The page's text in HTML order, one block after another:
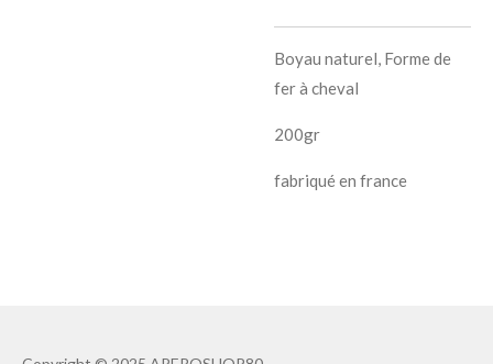
Boyau naturel, Forme de
fer à cheval
200gr
fabriqué en france